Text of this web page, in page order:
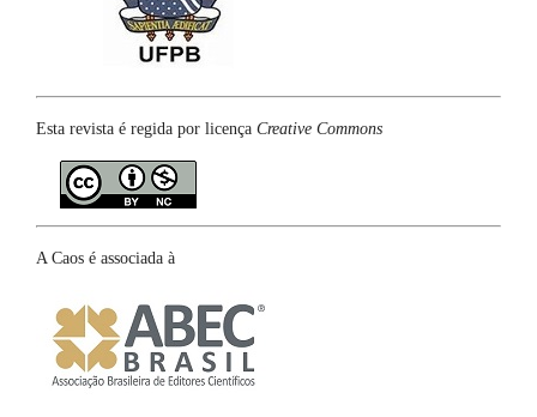
Esta revista é regida por licença Creative Commons
A Caos é associada à